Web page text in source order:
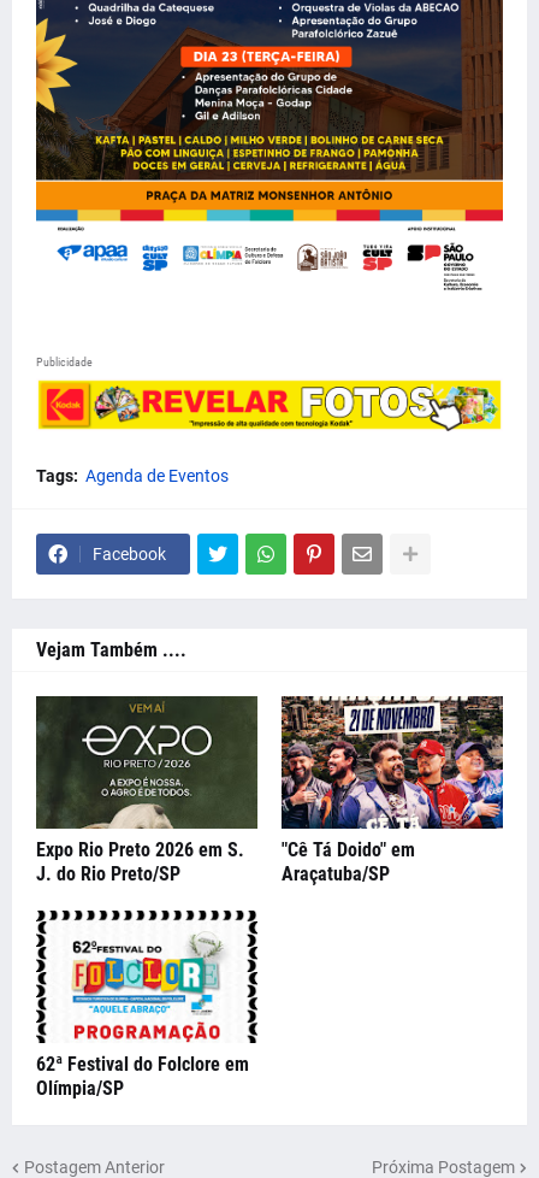
Publicidade
Tags: Agenda de Eventos
Facebook
Vejam Também ....
Expo Rio Preto 2026 em S.
J. do Rio Preto/SP
"Cê Tá Doido" em
Araçatuba/SP
62ª Festival do Folclore em
Olímpia/SP
Postagem Anterior Próxima Postagem